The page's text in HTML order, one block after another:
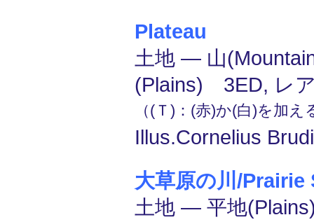
Plateau
土地 ― 山
(Plains) 3ED, レ
（(Ｔ)：(赤)か(白)を加え
Illus.Cornelius
大草原の川/Prairie
土地 ― 平地